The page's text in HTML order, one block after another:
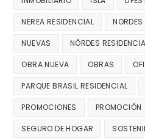
NEREA RESIDENCIAL
NUEVAS NÔRDES
OBRA NUEVA OBRAS
PARQUE BRASIL RESIDENCIAL
PROMOCIONES PROMOCIÓN
SEGURO DE HOGAR